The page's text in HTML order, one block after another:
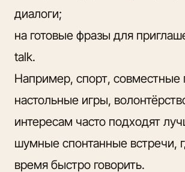
диалоги;
на готовые фразы для
talk.
Например, спорт, совместные
настольные игры,
интересам часто подходят
шумные спонтанные встречи,
время быстро говорить.